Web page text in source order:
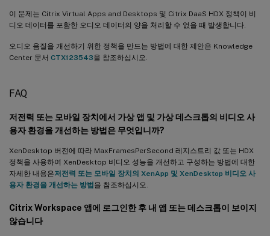
이 문제는 Citrix Virtual Apps and Desktops 및 Citrix DaaS HDX 정책이 비
디오 데이터를 포함한 오디오 데이터의 양을 처리할 수 없을 때 발생합니다.
오디오 음질을 개선하기 위한 정책을 만드는 방법에 대한 제안은 Knowledge
Center 문서 CTX123543을 참조하십시오.
FAQ
저전력 또는 모바일 장치에서 가상 앱 및 가상 데스크톱의 비디오 사
용자 환경을 개선하는 방법은 무엇입니까?
XenDesktop 버전에 따라 MaxFramesPerSecond 레지스트리 값 또는 HDX
정책을 사용하여 XenDesktop 비디오 성능을 개선하고 구성하는 방법에 대한
자세한 내용은저전력 또는 모바일 장치의 XenApp 및 XenDesktop 비디오 사
용자 환경을 개선하는 방법을 참조하십시오.
Citrix Workspace 앱에 로그인한 후 내 앱 또는 데스크톱이 보이지
않습니다